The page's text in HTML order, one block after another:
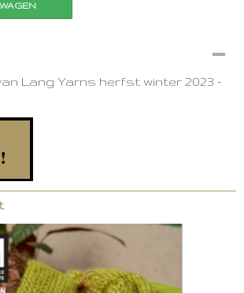
Lang Yarns herfst winter 2023 -